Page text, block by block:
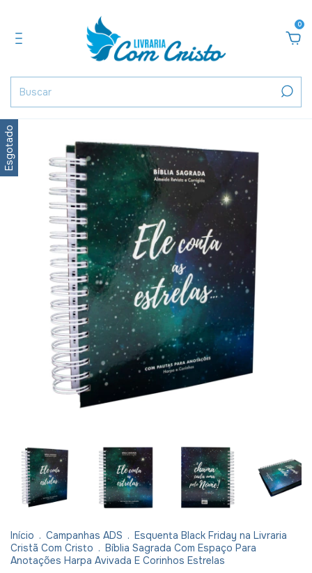
0
Esgotado
Início . Campanhas ADS . Esquenta Black Friday na Livraria
Cristã Com Cristo . Bíblia Sagrada Com Espaço Para
Anotações Harpa Avivada E Corinhos Estrelas